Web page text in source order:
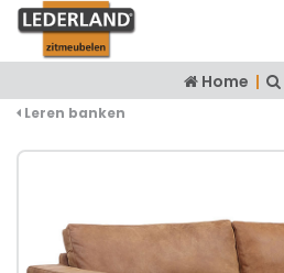
Home |
Leren banken